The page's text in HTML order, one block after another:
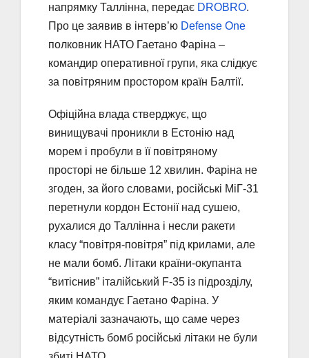
напрямку Таллінна, передає DROBRO.
Про це заявив в інтерв’ю Defense One
полковник НАТО Гаетано Фаріна –
командир оперативної групи, яка слідкує
за повітряним простором країн Балтії.
Офіційна влада стверджує, що
винищувачі проникли в Естонію над
морем і пробули в її повітряному
просторі не більше 12 хвилин. Фаріна не
згоден, за його словами, російські МіГ-31
перетнули кордон Естонії над сушею,
рухалися до Таллінна і несли ракети
класу “повітря-повітря” під крилами, але
не мали бомб. Літаки країни-окупанта
“витіснив” італійський F-35 із підрозділу,
яким командує Гаетано Фаріна. У
матеріалі зазначають, що саме через
відсутність бомб російські літаки не були